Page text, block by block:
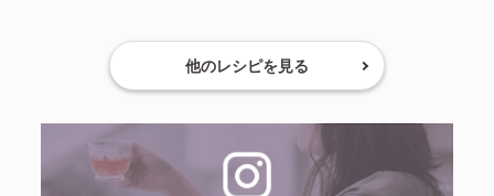
他のレシピを見る